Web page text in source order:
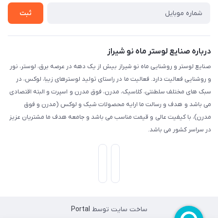
ثبت
درباره صنایع لوستر ماه نو شیراز
صنایع لوستر و روشنایی ماه نو شیراز بیش از یک دهه در عرصه برق، لوستر، نور
و روشنایی فعالیت دارد. فعالیت ما در راستای تولید لوسترهای زیبا، لوکس، در
سبک های مختلف سلطنتی، کلاسیک، مدرن، فوق مدرن و اسپرت و البته اقتصادی
می باشد و هدف و رسالت ما ارایه محصولات شیک و لوکس (مدرن و فوق
مدرن)، با کیفیت عالی و قیمت مناسب می باشد و جامعه هدف ما مشتریان عزیز
در سراسر کشور می باشد.
ساخت سایت توسط Portal